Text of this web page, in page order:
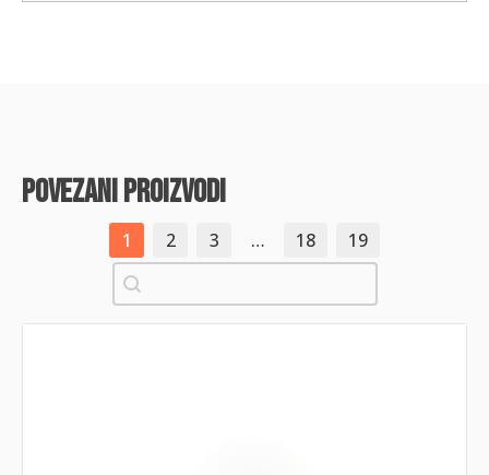
povezani proizvodi
1 2 3 … 18
19
Pretraži